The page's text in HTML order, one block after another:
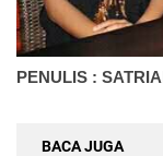
PENULIS :
BACA JUGA